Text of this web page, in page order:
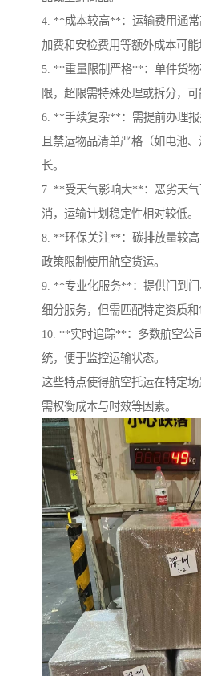
4. **成本较高**：运输费用通
加费和安检费用等额外成本可能
5. **重量限制严格**：单件货
限，超限需特殊处理或拆分，可
6. **手续复杂**：需提前办理报
且禁运物品清单严格（如电池
长。
7. **受天气影响大**：恶劣天
消，运输计划稳定性相对较低。
8. **环保关注**：碳排放量较
政策限制使用航空货运。
9. **专业化服务**：提供门到
细分服务，但需匹配特定资质和
10. **实时追踪**：多数航空公
统，便于监控运输状态。
这些特点使得航空托运在特定
需权衡成本与时效等因素。